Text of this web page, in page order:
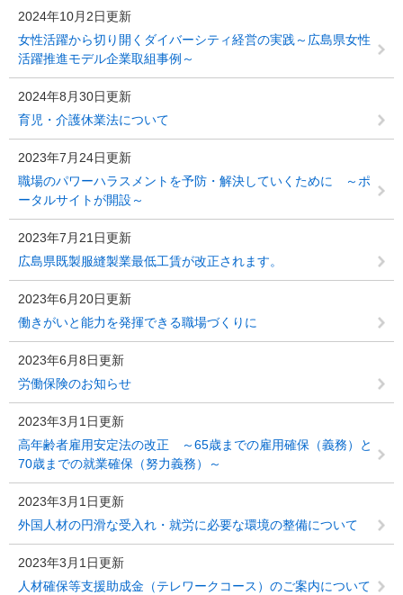
2024年10月2日更新
女性活躍から切り開くダイバーシティ経営の実践～広島県女性
活躍推進モデル企業取組事例～
2024年8月30日更新
育児・介護休業法について
2023年7月24日更新
職場のパワーハラスメントを予防・解決していくために ～ポ
ータルサイトが開設～
2023年7月21日更新
広島県既製服縫製業最低工賃が改正されます。
2023年6月20日更新
働きがいと能力を発揮できる職場づくりに
2023年6月8日更新
労働保険のお知らせ
2023年3月1日更新
高年齢者雇用安定法の改正 ～65歳までの雇用確保（義務）と
70歳までの就業確保（努力義務）～
2023年3月1日更新
外国人材の円滑な受入れ・就労に必要な環境の整備について
2023年3月1日更新
人材確保等支援助成金（テレワークコース）のご案内について